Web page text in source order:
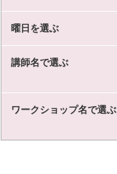
曜日を選ぶ
講師名で選ぶ
ワークショップ名で選ぶ